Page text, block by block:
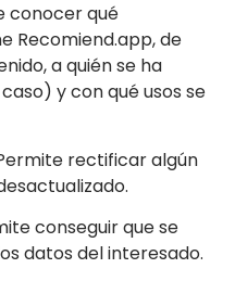
conocer qué
Recomiend.app, de
a quién se ha
y con qué usos se
rectificar algún
conseguir que se
datos del interesado.